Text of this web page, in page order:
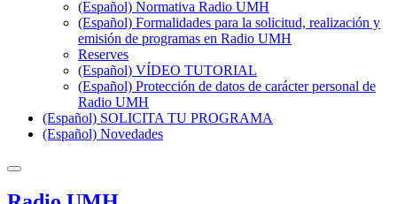
(Español) Normativa Radio UMH
(Español) Formalidades para la solicitud, realización y
emisión de programas en Radio UMH
Reserves
(Español) VÍDEO TUTORIAL
(Español) Protección de datos de carácter personal de
Radio UMH
(Español) SOLICITA TU PROGRAMA
(Español) Novedades